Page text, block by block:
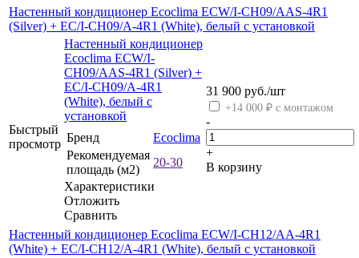
Настенный кондиционер Ecoclima ECW/I-CH09/AAS-4R1
(Silver) + EC/I-CH09/A-4R1 (White), белый с установкой
Быстрый
просмотр
Настенный кондиционер
Ecoclima ECW/I-
CH09/AAS-4R1 (Silver) +
EC/I-CH09/A-4R1
(White), белый с
установкой
Бренд
Ecoclima
Рекомендуемая
площадь (м2)
20-30
Характеристики
Отложить
Сравнить
31 900 руб./шт
+14 000 ₽ с монтажом
-
+
В корзину
Настенный кондиционер Ecoclima ECW/I-CH12/AA-4R1
(White) + EC/I-CH12/A-4R1 (White), белый с установкой